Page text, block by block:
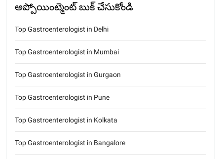
అప్పోయింట్మెంట్ బుక్ చేసుకోండి
Top Gastroenterologist in Delhi
Top Gastroenterologist in Mumbai
Top Gastroenterologist in Gurgaon
Top Gastroenterologist in Pune
Top Gastroenterologist in Kolkata
Top Gastroenterologist in Bangalore